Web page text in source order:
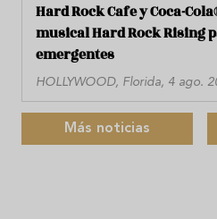
Hard Rock Cafe y Coca-
musical Hard Rock Rising
emergentes
HOLLYWOOD, Florida, 4 ago.
Más noticias